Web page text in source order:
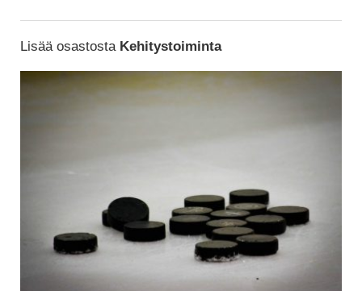
Lisää osastosta Kehitystoiminta